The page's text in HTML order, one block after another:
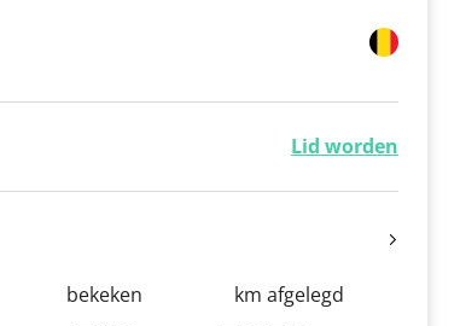
Lid worden
bekeken km afgelegd